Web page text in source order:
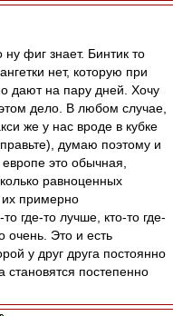
фиг знает. Бинтик то
нет, которую при
дают на пару дней. Хочу
дело. В любом случае,
же у нас вроде в кубке
думаю поэтому и
это обычная,
равноценных
их примерно
где-то лучше, кто-то где-
очень. Это и есть
у друг друга постоянно
становятся постепенно